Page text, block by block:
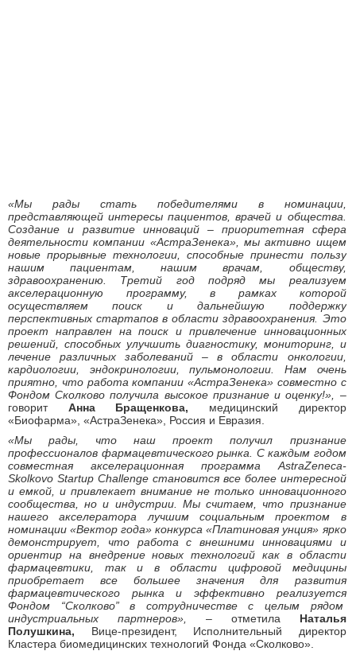
«Мы рады стать победителями в номинации,
представляющей интересы пациентов, врачей и общества.
Создание и развитие инноваций – приоритетная сфера
деятельности компании «АстраЗенека», мы активно ищем
новые прорывные технологии, способные принести пользу
нашим пациентам, нашим врачам, обществу,
здравоохранению. Третий год подряд мы реализуем
акселерационную программу, в рамках которой
осуществляем поиск и дальнейшую поддержку
перспективных стартапов в области здравоохранения. Это
проект направлен на поиск и привлечение инновационных
решений, способных улучшить диагностику, мониторинг, и
лечение различных заболеваний – в области онкологии,
кардиологии, эндокринологии, пульмонологии. Нам очень
приятно, что работа компании «АстраЗенека» совместно с
Фондом Сколково получила высокое признание и оценку!», –
говорит Анна Бращенкова, медицинский директор
«Биофарма», «АстраЗенека», Россия и Евразия.
«Мы рады, что наш проект получил признание
профессионалов фармацевтического рынка. С каждым годом
совместная акселерационная программа AstraZeneca-
Skolkovo Startup Challengeстановится все более интересной
и емкой,
и привлекает внимание не только инновационного
сообщества, но и индустрии. Мы считаем, что признание
нашего акселератора лучшим социальным проектом в
номинации «Вектор года» конкурса «Платиновая унция» ярко
демонстрирует, что работа с внешними инновациями и
ориентир на внедрение новых технологий как в области
фармацевтики, так и в области цифровой медицины
приобретает все большее значения для развития
фармацевтического рынка и эффективно реализуется
Фондом “Сколково” в сотрудничестве с целым рядом
индустриальных партнеров», – отметила Наталья
Полушкина, Вице-президент, Исполнительный директор
Кластера биомедицинских технологий Фонда «Сколково».